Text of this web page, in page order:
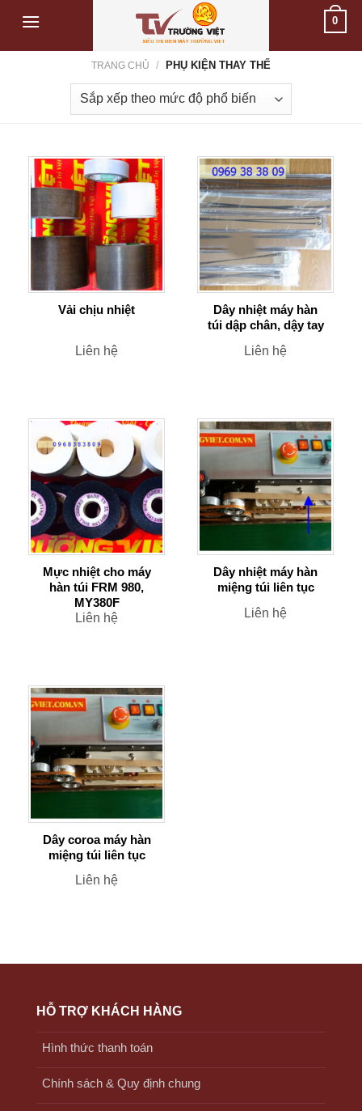
content
0
TRANG CHỦ / PHỤ KIỆN THAY THẾ
Vải chịu nhiệt
Liên hệ
Dây nhiệt máy hàn
túi dập chân, dậy tay
Liên hệ
Mực nhiệt cho máy
hàn túi FRM 980,
MY380F
Liên hệ
Dây nhiệt máy hàn
miệng túi liên tục
Liên hệ
Dây coroa máy hàn
miệng túi liên tục
Liên hệ
HỖ TRỢ KHÁCH HÀNG
Hình thức thanh toán
Chính sách & Quy định chung